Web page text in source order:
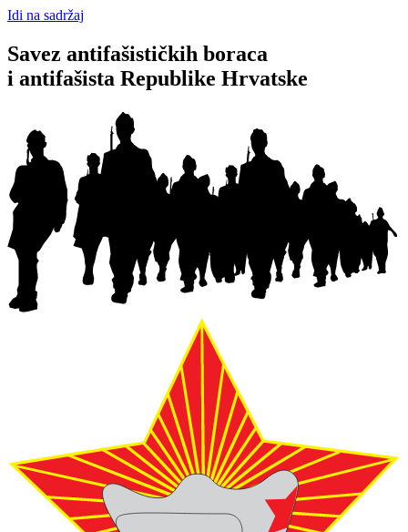
Idi na sadržaj
Savez antifašističkih boraca
i antifašista Republike Hrvatske